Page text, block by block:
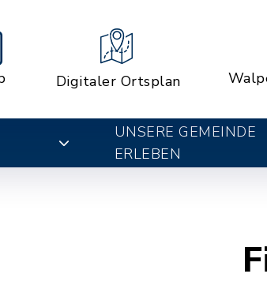
Digitaler Ortsplan
UNSERE GEMEINDE
ERLEBEN